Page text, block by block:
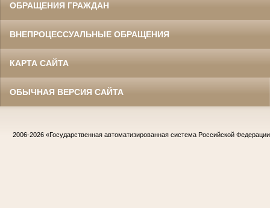
ОБРАЩЕНИЯ ГРАЖДАН
ВНЕПРОЦЕССУАЛЬНЫЕ ОБРАЩЕНИЯ
КАРТА САЙТА
ОБЫЧНАЯ ВЕРСИЯ САЙТА
2006-2026 «Государственная автоматизированная система Российской